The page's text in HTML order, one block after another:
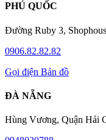
PHÚ QUỐC
Đường Ruby 3,
0906.82.82.82
Gọi điện Bản đồ
ĐÀ NẴNG
Hùng Vương, Quận Hải